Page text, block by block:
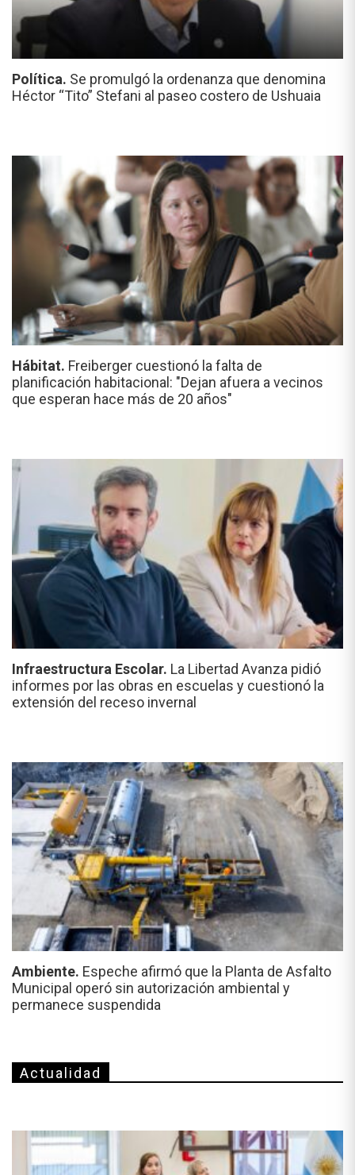
Política. Se promulgó la ordenanza que denomina
Héctor “Tito” Stefani al paseo costero de Ushuaia
Hábitat. Freiberger cuestionó la falta de
planificación habitacional: "Dejan afuera a vecinos
que esperan hace más de 20 años"
Infraestructura Escolar. La Libertad Avanza pidió
informes por las obras en escuelas y cuestionó la
extensión del receso invernal
Ambiente. Espeche afirmó que la Planta de Asfalto
Municipal operó sin autorización ambiental y
permanece suspendida
Actualidad